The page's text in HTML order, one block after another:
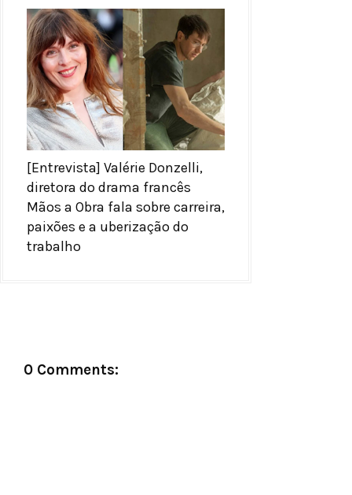
[Entrevista] Valérie Donzelli,
diretora do drama francês
Mãos a Obra fala sobre carreira,
paixões e a uberização do
trabalho
0 Comments: